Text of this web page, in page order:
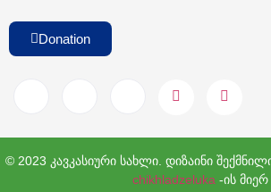
Donation
© 2023 კავკასიური სახლი. დიზაინი
chikhladzeluka -ის მიერ